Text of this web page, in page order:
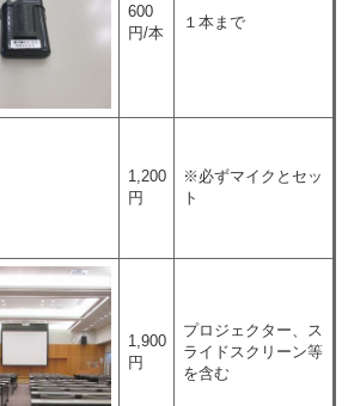
600
円/本
１本まで
1,200
円
※必ずマイクとセッ
ト
1,900
円
プロジェクター、ス
ライドスクリーン等
を含む